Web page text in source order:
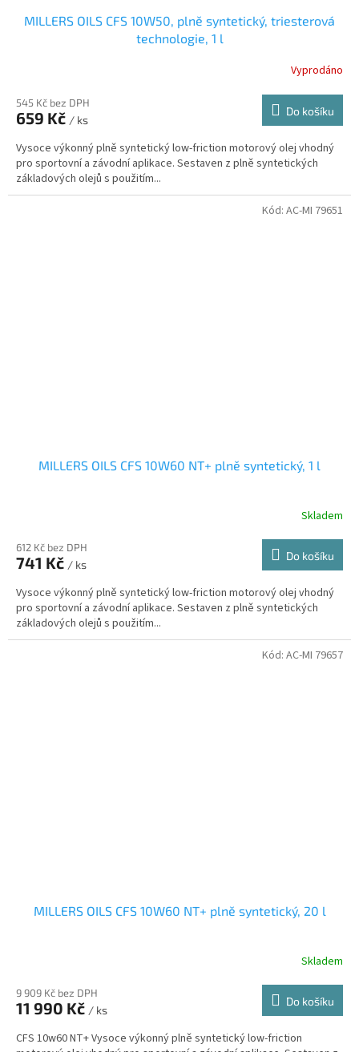
MILLERS OILS CFS 10W50, plně syntetický, triesterová
technologie, 1 l
Vyprodáno
545 Kč bez DPH
659 Kč / ks
Do košíku
Vysoce výkonný plně syntetický low-friction motorový olej vhodný
pro sportovní a závodní aplikace. Sestaven z plně syntetických
základových olejů s použitím...
MILLERS OILS CFS 10W60 NT+ plně syntetický, 1 l
Skladem
612 Kč bez DPH
741 Kč / ks
Do košíku
Vysoce výkonný plně syntetický low-friction motorový olej vhodný
pro sportovní a závodní aplikace. Sestaven z plně syntetických
základových olejů s použitím...
Kód: AC-MI 79651
MILLERS OILS CFS 10W60 NT+ plně syntetický, 20 l
Skladem
9 909 Kč bez DPH
11 990 Kč / ks
Do košíku
CFS 10w60 NT+ Vysoce výkonný plně syntetický low-friction
Kód: AC-MI 79657